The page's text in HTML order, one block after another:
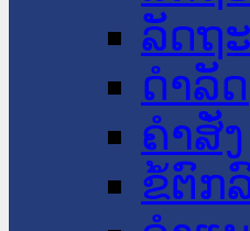
ລັດຖ
ດໍາລັດ
ຄໍາສັ່ງ
ຂໍ້ຕົກ